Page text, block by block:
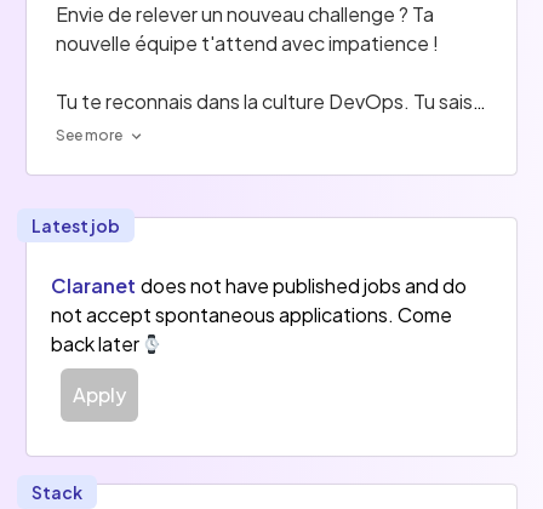
Envie de relever un nouveau challenge ? Ta
nouvelle équipe t'attend avec impatience !
Tu te reconnais dans la culture DevOps. Tu sais
être force de proposition tout en ayant
Curieux(se), passionné(e) et team player, tu es
habitué(e) à évoluer dans un contexte agile
(méthodologies Scrum / Kanban).
See more
Latest job
Claranet does not have published jobs and do
not accept spontaneous applications. Come
back later
Apply
Stack